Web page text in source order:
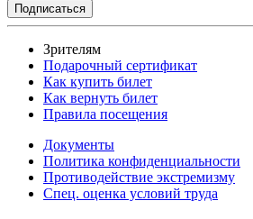
Зрителям
Подарочный сертификат
Как купить билет
Как вернуть билет
Правила посещения
Документы
Политика конфиденциальности
Противодействие экстремизму
Спец. оценка условий труда